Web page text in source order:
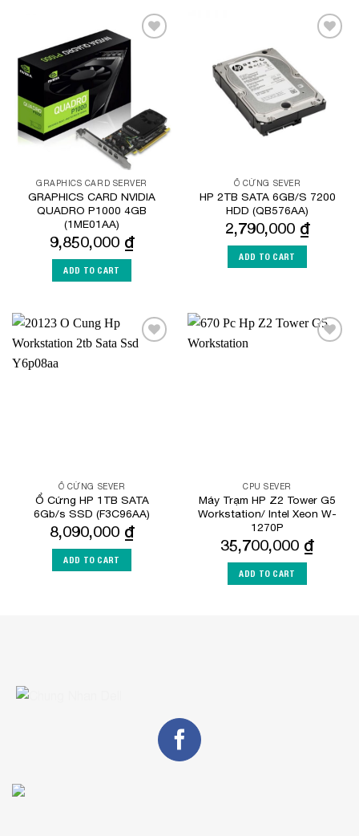
GRAPHICS CARD SERVER
GRAPHICS CARD NVIDIA
QUADRO P1000 4GB
(1ME01AA)
9,850,000 ₫
ADD TO CART
Ổ CỨNG SEVER
HP 2TB SATA 6GB/S 7200
HDD (QB576AA)
2,790,000 ₫
ADD TO CART
Ổ CỨNG SEVER
Ổ Cứng HP 1TB SATA
6Gb/s SSD (F3C96AA)
8,090,000 ₫
ADD TO CART
CPU SEVER
Máy Trạm HP Z2 Tower G5
Workstation/ Intel Xeon W-
1270P
35,700,000 ₫
ADD TO CART